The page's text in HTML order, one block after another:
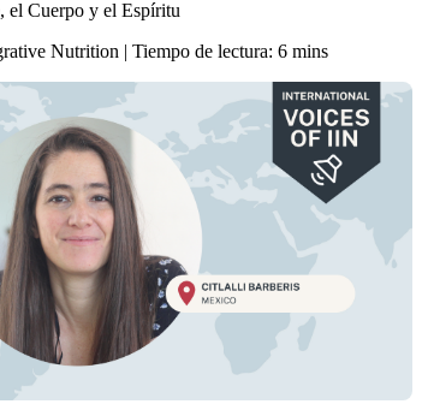
el Cuerpo y el Espíritu
Nutrition | Tiempo de lectura: 6 mins